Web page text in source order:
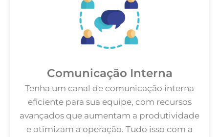
Comunicação Interna
Tenha um canal de comunicação interna
eficiente para sua equipe, com recursos
avançados que aumentam a produtividade
e otimizam a operação. Tudo isso com a